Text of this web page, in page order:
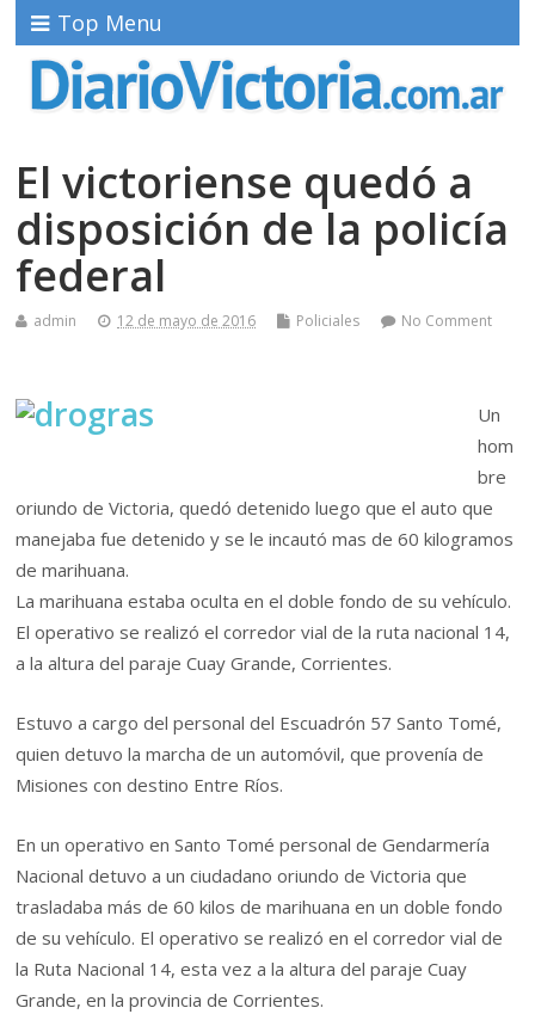
Top Menu
El victoriense quedó a
disposición de la policía
federal
admin 12 de mayo de 2016 Policiales No Comment
Un
hom
bre
oriundo de Victoria, quedó detenido luego que el auto que
manejaba fue detenido y se le incautó mas de 60 kilogramos
de marihuana.
La marihuana estaba oculta en el doble fondo de su vehículo.
El operativo se realizó el corredor vial de la ruta nacional 14,
a la altura del paraje Cuay Grande, Corrientes.
Estuvo a cargo del personal del Escuadrón 57 Santo Tomé,
quien detuvo la marcha de un automóvil, que provenía de
Misiones con destino Entre Ríos.
En un operativo en Santo Tomé personal de Gendarmería
Nacional detuvo a un ciudadano oriundo de Victoria que
trasladaba más de 60 kilos de marihuana en un doble fondo
de su vehículo. El operativo se realizó en el corredor vial de
la Ruta Nacional 14, esta vez a la altura del paraje Cuay
Grande, en la provincia de Corrientes.